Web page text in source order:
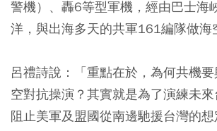
警機）、轟6等型軍機，經由巴士海
洋，與出海多天的共軍161編隊做海
呂禮詩說：「重點在於，為何共機
空對抗操演？其實就是為了演練未來
阻止美軍及盟國從南邊馳援台灣的想